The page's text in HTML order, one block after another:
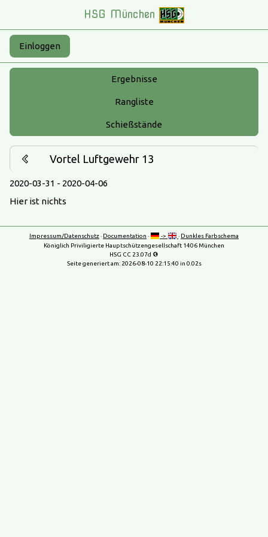
HSG München
Einloggen
Ergebnisse
Rangliste
Schießstände
Vortel Luftgewehr 13
2020-03-31 - 2020-04-06
Hier ist nichts
Impressum/Datenschutz· Documentation · -> · Dunkles Farbschema
Königlich Priviligierte Hauptschützengesellschaft 1406 München
HSG CC 23.07d
Seite generiert am: 2026-08-10 22:15:40 in 0.02s